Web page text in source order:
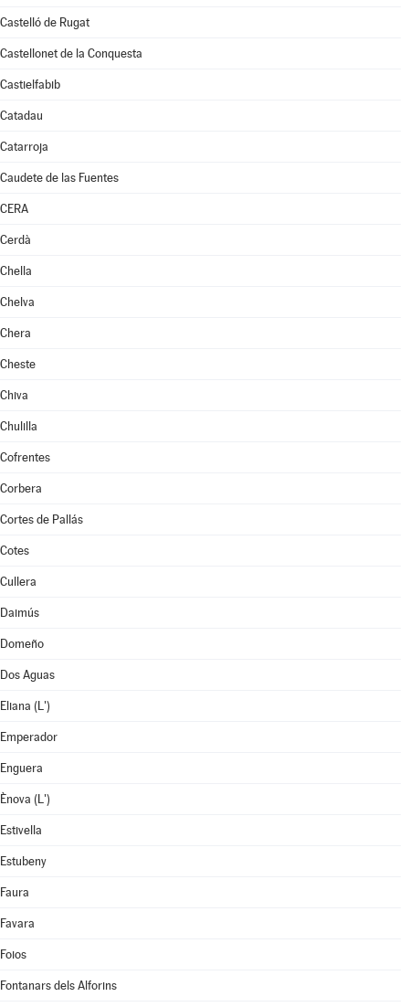
Castelló de Rugat
Castellonet de la Conquesta
Castielfabib
Catadau
Catarroja
Caudete de las Fuentes
CERA
Cerdà
Chella
Chelva
Chera
Cheste
Chiva
Chulilla
Cofrentes
Corbera
Cortes de Pallás
Cotes
Cullera
Daimús
Domeño
Dos Aguas
Eliana (L')
Emperador
Enguera
Ènova (L')
Estivella
Estubeny
Faura
Favara
Foios
Fontanars dels Alforins